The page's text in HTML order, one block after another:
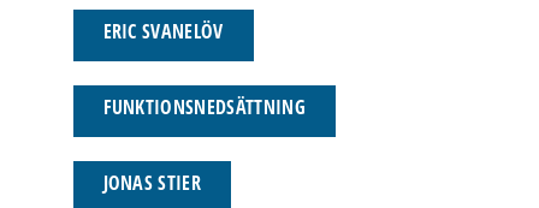
ERIC SVANELÖV
FUNKTIONSNEDSÄTTNING
JONAS STIER